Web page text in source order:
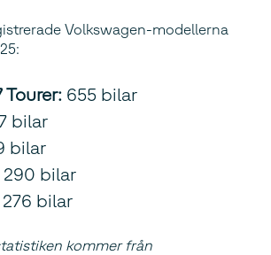
Volkswagen-modellerna
Tourer: 655 bilar
bilar
bilar
290 bilar
276 bilar
kommer från